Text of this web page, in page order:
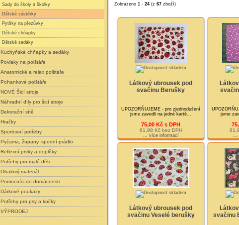
Sady do školy a školky
Dětské zástěrky
Pytlíky na přezůvky
Dětské chňapky
Dětské sedáky
Kuchyňské chňapky a sedáky
Povlaky na polštáře
Anatomické a relax polštáře
Pohankové polštáře
NOVÉ Šicí stroje
Náhradní díly pro šicí stroje
Dekorační sítě
Hračky
Sportovní potřeby
Pyžama, župany, spodní prádlo
Reflexní prvky a doplňky
Potřeby pro malé děti
Obalový materiál
Pomocníci do domácnosti
Dárkové poukazy
Potřeby pro psy a kočky
VÝPRODEJ
Zobrazeno 1 - 24(z 67zboží)
Látkový ubrousek pod
svačinu Berušky
UPOZORŇUJEME - pro zjednodušení
jsme zavedli na jedné kartě...
75,00 Kč s DPH
61,98 Kč bez DPH
... více informací
jsme
Látkový ubrousek pod
svačinu Veselé berušky
svačinu